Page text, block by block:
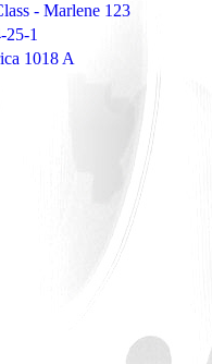
- Marlene 123
25-1
1018 A